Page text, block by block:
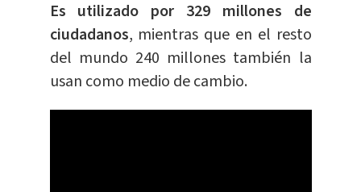
Es utilizado por 329 millones de
ciudadanos, mientras que en el resto
del mundo 240 millones también la
usan como medio de cambio.